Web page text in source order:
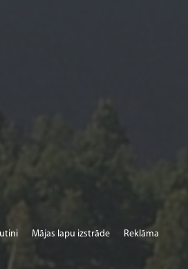
Mājas lapu izstrāde Reklāma